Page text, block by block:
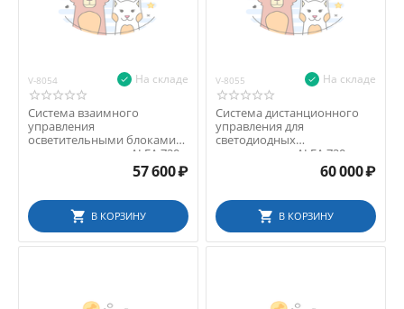
V-8054 На складе
Система взаимного
управления
осветительными блоками
для светильников ALFA 720
57 600₽
В КОРЗИНУ
V-8055 На складе
Система дистанционного
управления для
светодиодных
светильников ALFA 720
60 000₽
В КОРЗИНУ